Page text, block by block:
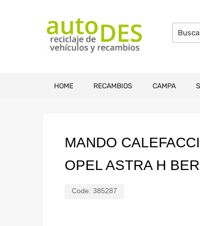
HOME RECAMBIOS CAMPA
MANDO
OPEL ASTRA H
Code: 385287